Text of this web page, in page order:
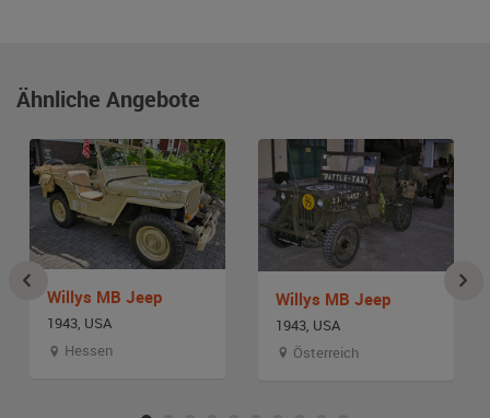
Ähnliche Angebote
Willys MB Jeep
1943, USA
Hessen
Willys MB Jeep
1943, USA
Österreich